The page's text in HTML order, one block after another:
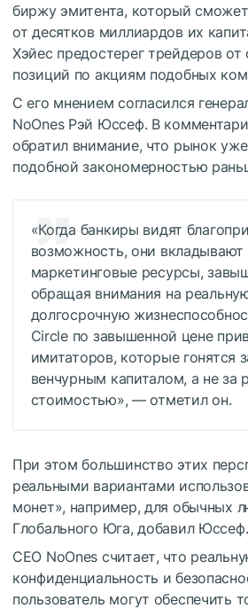
биржу эмитента, который
от десятков миллиардов их
Хэйес предостерег трейдеров
позиций по акциям подобных
С его мнением согласился
NoOnes Рэй Юссеф. В
обратил внимание, что рынок
подобной закономерностью
«Когда банкиры видят
возможность, они вкладывают
маркетинговые ресурсы,
обращая внимания на
долгосрочную
Circle по завышенной цене
имитаторов, которые гонятся
венчурным капиталом, а не за
стоимостью», — отметил он.
При этом большинство этих
реальными вариантами
монет», например, для обычных
Глобального Юга, добавил Юссеф.
CEO NoOnes считает, что
конфиденциальность и
пользователь могут обеспечить